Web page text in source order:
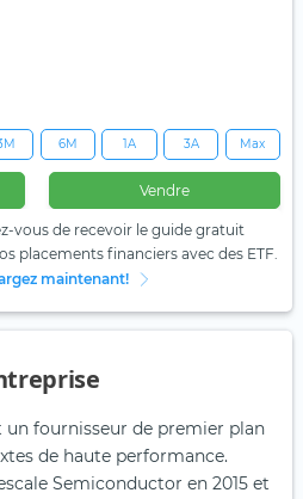
6M 1A 3A Max
Vendre
vous de recevoir le guide gratuit
placements financiers avec des ETF.
maintenant!
un fournisseur de premier plan
de haute performance.
Semiconductor en 2015 et